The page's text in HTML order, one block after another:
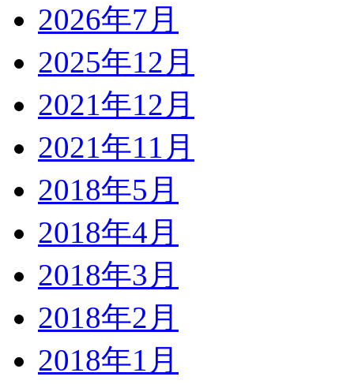
2026年7月
2025年12月
2021年12月
2021年11月
2018年5月
2018年4月
2018年3月
2018年2月
2018年1月